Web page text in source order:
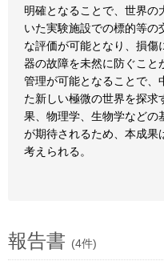
明確となることで、世界の
いた実験施設での標的等の
な評価が可能となり、損傷
器の故障を未然に防ぐこと
管理が可能となることで、
た新しい極微の世界を探求
果、物理学、生物学などの
が期待されるため、本成果
考えられる。
報告書 (4件)